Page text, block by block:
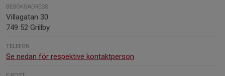
BESÖKSADRESS
Villagatan 30
749 52 Grillby
TELEFON
Se nedan för respektive kontaktperson